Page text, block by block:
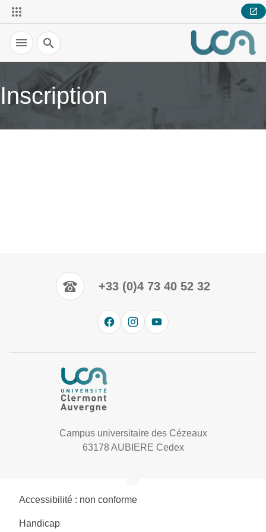
Recherche
Inscription
+33 (0)4 73 40 52 32
Campus universitaire des Cézeaux
63178 AUBIERE Cedex
Accessibilité : non conforme
Handicap